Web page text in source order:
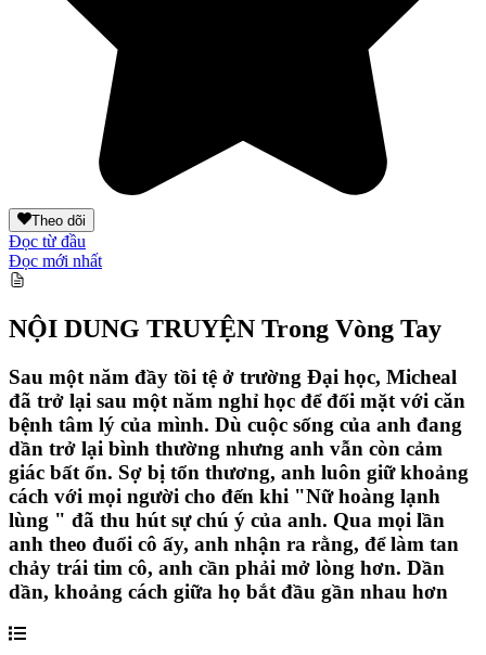
Theo dõi
Đọc từ đầu
Đọc mới nhất
NỘI DUNG TRUYỆN Trong Vòng Tay
Sau một năm đầy tồi tệ ở trường Đại học, Micheal
đã trở lại sau một năm nghỉ học để đối mặt với căn
bệnh tâm lý của mình. Dù cuộc sống của anh đang
dần trở lại bình thường nhưng anh vẫn còn cảm
giác bất ổn. Sợ bị tổn thương, anh luôn giữ khoảng
cách với mọi người cho đến khi "Nữ hoàng lạnh
lùng " đã thu hút sự chú ý của anh. Qua mọi lần
anh theo đuổi cô ấy, anh nhận ra rằng, để làm tan
chảy trái tim cô, anh cần phải mở lòng hơn. Dần
dần, khoảng cách giữa họ bắt đầu gần nhau hơn